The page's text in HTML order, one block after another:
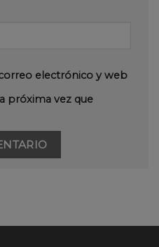
electrónico y web
próxima vez que